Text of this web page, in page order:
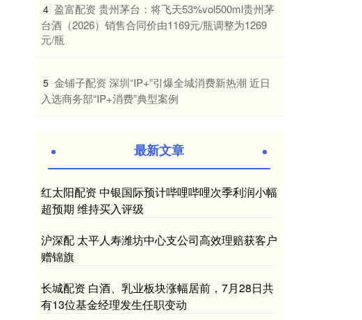
4 ​盈富配资 贵州茅台：将飞天53%vol500ml贵州茅
台酒（2026）销售合同价由1169元/瓶调整为1269
元/瓶
5 ​金铺子配资 深圳“IP+”引爆全城消费新热潮 近日
入选商务部“IP+消费”典型案例
最新文章
红太阳配资 中银国际预计哔哩哔哩次季利润小幅
超预期 维持买入评级
沪深配 太平人寿潍坊中心支公司高效理赔获客户
赠锦旗
长城配资 白酒、乳业板块涨幅居前，7月28日共
有13位基金经理发生任职变动